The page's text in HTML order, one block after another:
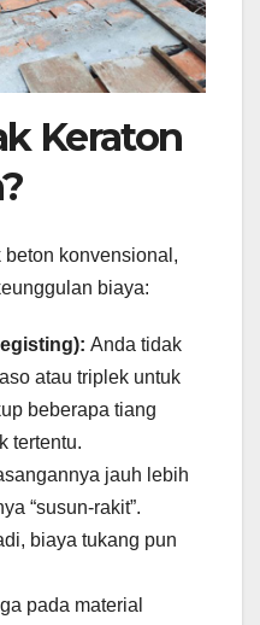
Keraton
konvensional,
biaya:
Anda tidak
atau triplek untuk
beberapa tiang
tertentu.
jauh lebih
“susun-rakit”.
biaya tukang pun
pada material